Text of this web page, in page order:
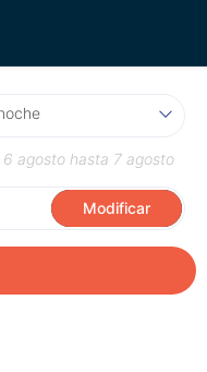
6 agosto hasta 7 agosto
Modificar